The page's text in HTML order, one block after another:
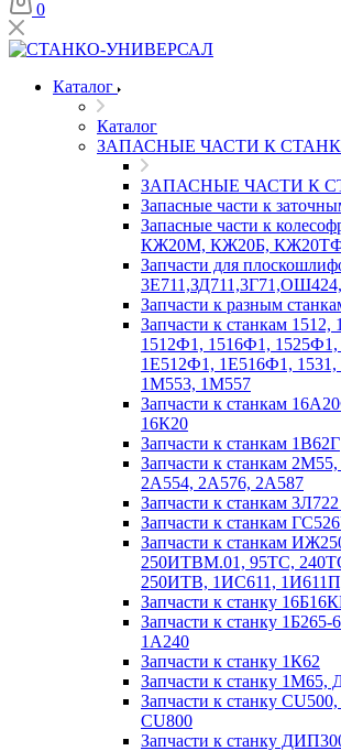
0
Каталог
Каталог
ЗАПАСНЫЕ ЧАСТИ К
ЗАПАСНЫЕ ЧАСТИ К
Запасные части к
Запасные части к
КЖ20М, КЖ20Б,
Запчасти для
Запчасти к разным
Запчасти к станкам 1512,
1512Ф1, 1516Ф1,
1Е512Ф1, 1Е516Ф1, 1531,
1М553, 1М557
Запчасти к станкам
16К20
Запчасти к станкам 1В62Г
Запчасти к станкам
2А554, 2А576, 2А587
Запчасти к станкам
Запчасти к станкам
Запчасти к станкам
250ИТВМ.01, 95ТС,
250ИТВ, 1ИС611,
Запчасти к станку
Запчасти к станку
1А240
Запчасти к станку 1К62
Запчасти к станку 1М65,
Запчасти к станку
CU800
Запчасти к станку